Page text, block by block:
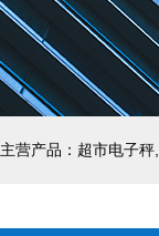
主营产品：超市电子